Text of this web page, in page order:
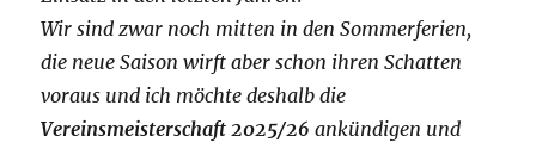
Wir sind zwar noch mitten in den Sommerferien,
die neue Saison wirft aber schon ihren Schatten
voraus und ich möchte deshalb die
Vereinsmeisterschaft 2025/26 ankündigen und